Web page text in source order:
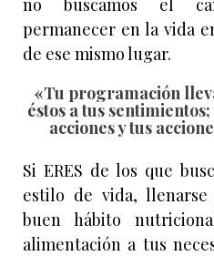
no buscamos el
permanecer en la vida
de ese mismo lugar.
«Tu programación
éstos a tus
acciones y tus
Si ERES de los que
estilo de vida,
buen hábito
alimentación a tus